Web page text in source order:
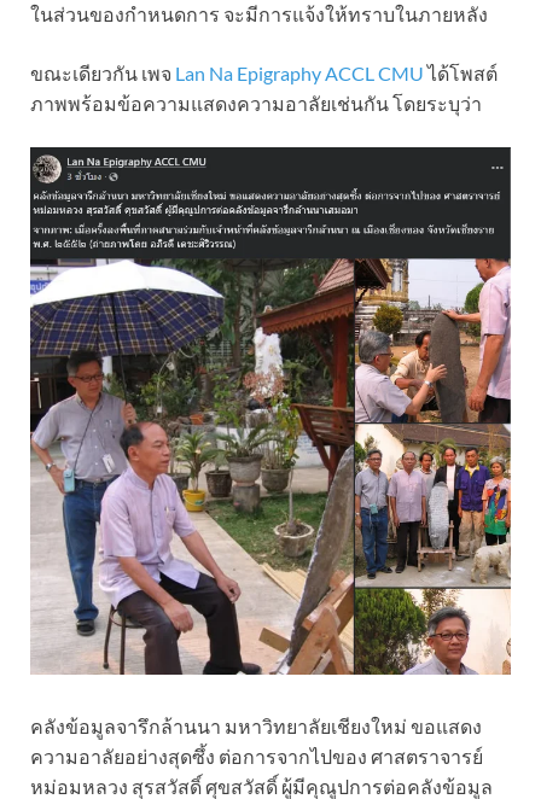
ในส่วนของกำหนดการ จะมีการแจ้งให้ทราบในภายหลัง
ขณะเดียวกัน เพจ Lan Na Epigraphy ACCL CMUได้โพสต์
ภาพพร้อมข้อความแสดงความอาลัยเช่นกัน โดยระบุว่า
คลังข้อมูลจารึกล้านนา มหาวิทยาลัยเชียงใหม่ ขอแสดง
ความอาลัยอย่างสุดซึ้ง ต่อการจากไปของ ศาสตราจารย์
หม่อมหลวง สุรสวัสดิ์ ศุขสวัสดิ์ ผู้มีคุณูปการต่อคลังข้อมูล